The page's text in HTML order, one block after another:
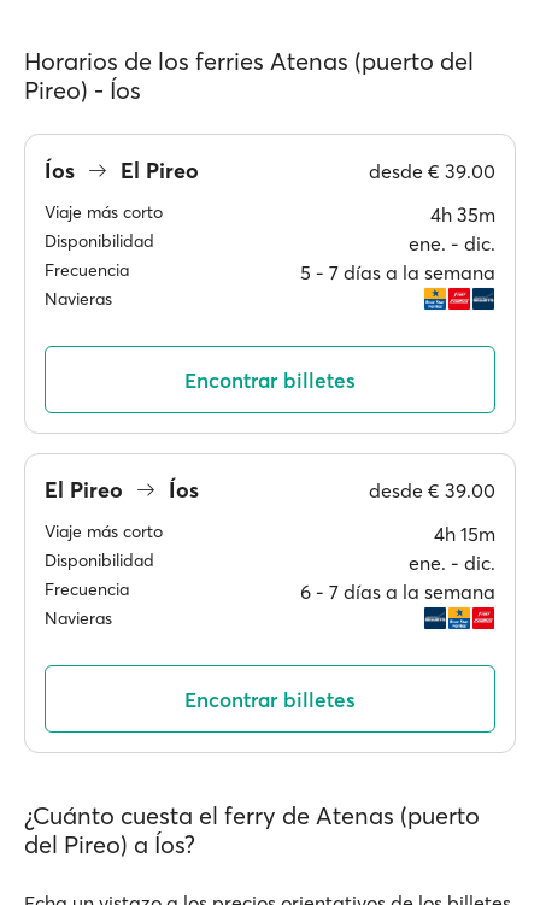
Horarios de los ferries Atenas (puerto del
Pireo) - Íos
Íos El Pireo desde € 39.00
Viaje más corto 4h 35m
Disponibilidad ene. ‐ dic.
Frecuencia 5 ‐ 7 días a la semana
Navieras
Encontrar billetes
El Pireo Íos desde € 39.00
Viaje más corto 4h 15m
Disponibilidad ene. ‐ dic.
Frecuencia 6 ‐ 7 días a la semana
Navieras
Encontrar billetes
¿Cuánto cuesta el ferry de Atenas (puerto
del Pireo) a Íos?